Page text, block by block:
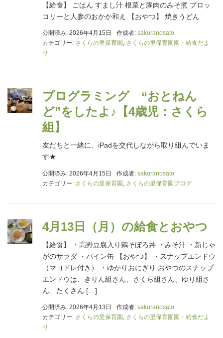
【給食】 ごはん すまし汁 根菜と豚肉のみそ煮 ブロッ
コリーと人参のおかか和え 【おやつ】 焼きうどん
公開済み: 2026年4月15日 作成者: sakuranosato
カテゴリー: さくらの里保育園 , さくらの里保育園園・給食だよ
り
プログラミング “おとねん
ど”をしたよ♪【4歳児：さくら
組】
友だちと一緒に、iPadを交代しながら取り組んでいま
す★
公開済み: 2026年4月15日 作成者: sakuranosato
カテゴリー: さくらの里保育園 さくらの里保育園ブログ
4月13日（月）の給食とおやつ
【給食】 ・高野豆腐入り鶏そぼろ丼 ・みそ汁 ・新じゃ
がのサラダ ・パイン缶 【おやつ】 ・スナップエンドウ
（マヨドレ付き） ・ゆかりおにぎり おやつのスナップ
エンドウは、きりん組さん、さくら組さん、ゆり組さ
ん、たくさん […]
公開済み: 2026年4月13日 作成者: sakuranosato
カテゴリー: さくらの里保育園 , さくらの里保育園園・給食だよ
り